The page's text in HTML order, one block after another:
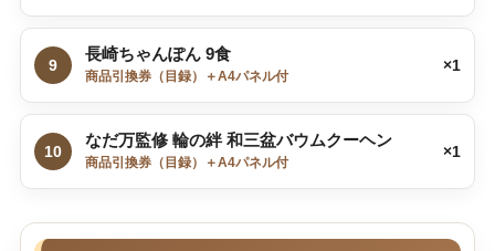
9
長崎ちゃんぽん 9食
商品引換券（目録）＋A4パネル付
×1
10
なだ万監修 輪の絆 和三盆バウムクーヘン
商品引換券（目録）＋A4パネル付
×1